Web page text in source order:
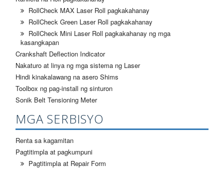
RollCheck MAX Laser Roll pagkakahanay
RollCheck Green Laser Roll pagkakahanay
RollCheck Mini Laser Roll pagkakahanay ng mga
kasangkapan
Crankshaft Deflection Indicator
Nakaturo at linya ng mga sistema ng Laser
Hindi kinakalawang na asero Shims
Toolbox ng pag-install ng sinturon
Sonik Belt Tensioning Meter
MGA SERBISYO
Renta sa kagamitan
Pagtitimpla at pagkumpuni
Pagtitimpla at Repair Form